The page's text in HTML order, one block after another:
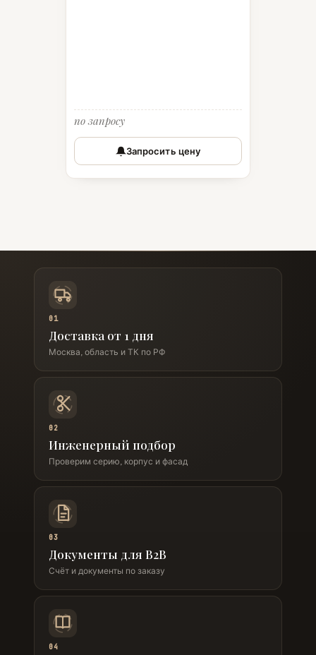
по запросу
Запросить цену
01
Доставка от 1 дня
Москва, область и ТК по РФ
02
Инженерный подбор
Проверим серию, корпус и фасад
03
Документы для B2B
Счёт и документы по заказу
04